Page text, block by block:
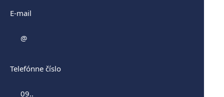
E-mail
Telefónne číslo